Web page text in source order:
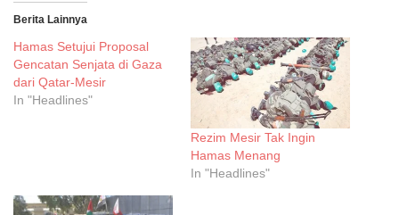
Berita Lainnya
Hamas Setujui Proposal
Gencatan Senjata di Gaza
dari Qatar-Mesir
In "Headlines"
Rezim Mesir Tak Ingin
Hamas Menang
In "Headlines"